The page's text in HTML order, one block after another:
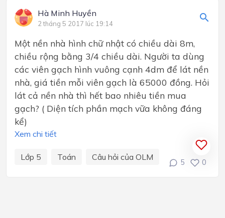
Hà Minh Huyền
2 tháng 5 2017 lúc 19:14
Một nền nhà hình chữ nhật có chiều dài 8m,
chiều rộng bằng 3/4 chiều dài. Người ta dùng
các viên gạch hình vuông cạnh 4dm để lát nền
nhà, giá tiền mỗi viên gạch là 65000 đồng. Hỏi
lát cả nền nhà thì hết bao nhiêu tiền mua
gạch? ( Diện tích phần mạch vữa không đáng
kể)
Xem chi tiết
Lớp 5 Toán Câu hỏi của OLM
5 0